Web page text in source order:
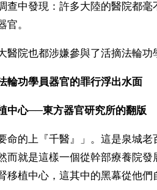
查中發現：許多大陸的醫院都
官。
醫院也都涉嫌參與了活摘法輪功
輪功學員器官的罪行浮出水面
中心──東方器官研究所的翻版
命的上『千醫』」。這是泉城
而就是這樣一個從幹部療養院
移植中心，這其中的黑幕從他們